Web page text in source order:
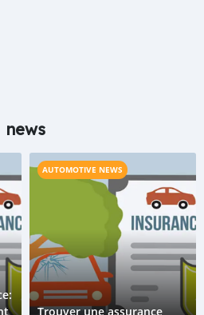
news
AUTOMOTIVE NEWS
Trouver une assurance